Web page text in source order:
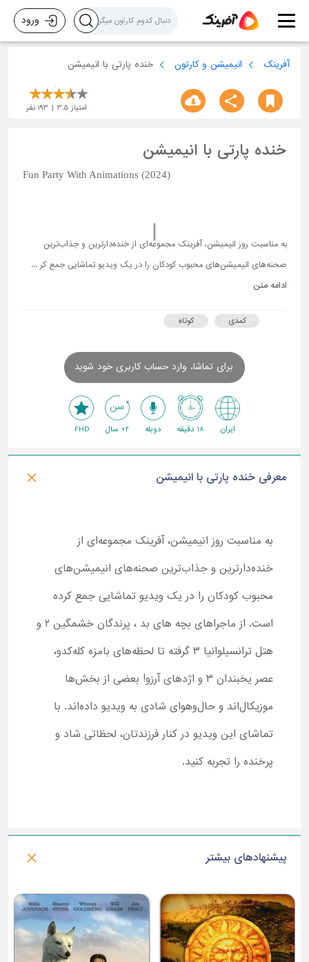
ورود
آفرینک انیمیشن و کارتون خنده پارتی با انیمیشن
امتیاز 3.5
193 نفر
خنده پارتی با انیمیشن
Fun Party With Animations (2024)
به مناسبت روز انیمیشن، آفرینک مجموعه‌ای از خنده‌دارترین و جذاب‌ترین
صحنه‌های انیمیشن‌های محبوب کودکان را در یک ویدیو تماشایی جمع کر ...
ادامه متن
کمدی کوتاه
برای تماشا، وارد حساب کاربری خود شوید
ایران 18 دقیقه دوبله 2+ سال FHD
معرفی خنده پارتی با انیمیشن
به مناسبت روز انیمیشن، آفرینک مجموعه‌ای از
خنده‌دارترین و جذاب‌ترین صحنه‌های انیمیشن‌های
محبوب کودکان را در یک ویدیو تماشایی جمع کرده
است. از ماجراهای بچه‌ های بد ، پرندگان خشمگین ۲ و
هتل ترانسیلوانیا ۳ گرفته تا لحظه‌های بامزه کله‌کدو،
عصر یخبندان ۳ و اژدهای آرزو! بعضی از بخش‌ها
موزیکال‌اند و حال‌و‌هوای شادی به ویدیو داده‌اند. با
تماشای این ویدیو در کنار فرزندتان، لحظاتی شاد و
پرخنده را تجربه کنید.
پیشنهادهای بیشتر